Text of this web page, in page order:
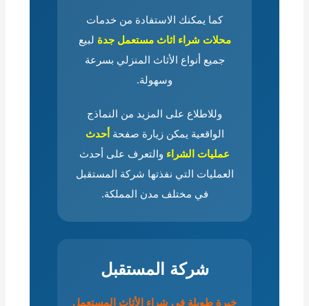
كما يمكنك الاستفادة من خدمات
محلات شراء اثاث مستعمل جدة لبيع
جميع أنواع الأثاث المنزلي بسرعة
وسهولة.
وللاطلاع على المزيد من النماذج
الواقعية يمكن زيارة صفحة أحدث
عمليات الشراء والتعرف على أحدث
العمليات التي نفذتها شركة المستقبل
في مختلف مدن المملكة.
شركة المستقبل
خبرة طويلة في شراء الأثاث المستعمل